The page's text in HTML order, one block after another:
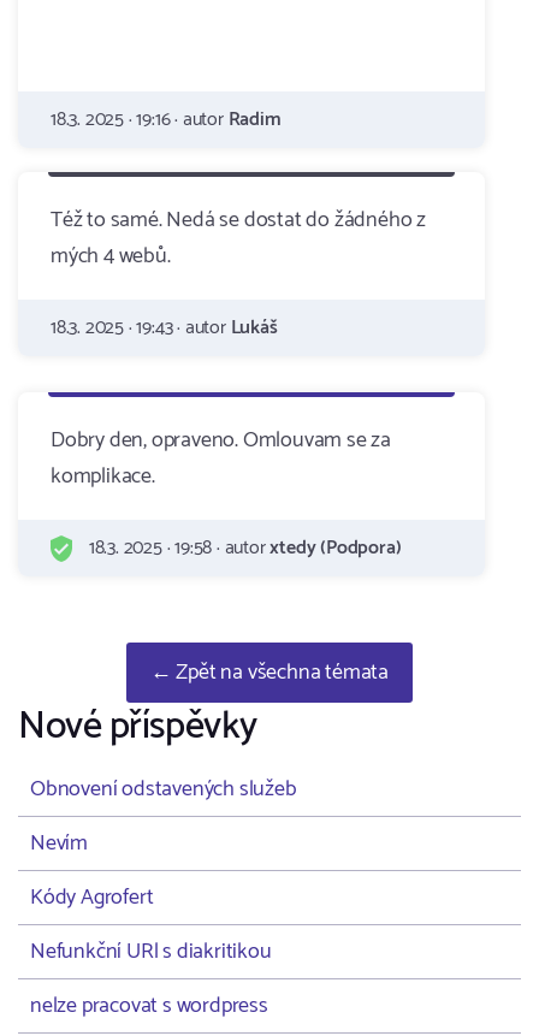
18.3. 2025 · 19:16 · autorRadim
Též to samé. Nedá se dostat do žádného z
mých 4 webů.
18.3. 2025 · 19:43 · autorLukáš
Dobry den, opraveno. Omlouvam se za
komplikace.
18.3. 2025 · 19:58 · autorxtedy (Podpora)
← Zpět na všechna témata
Nové příspěvky
Obnovení odstavených služeb
Nevím
Kódy Agrofert
Nefunkční URl s diakritikou
nelze pracovat s wordpress